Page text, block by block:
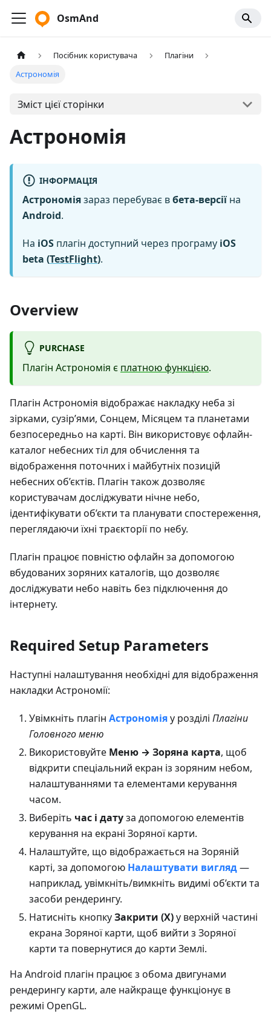
OsmAnd
Посібник користувача
Плагіни
Астрономія
Зміст цієї сторінки
Астрономія
ІНФОРМАЦІЯ
Астрономіязараз перебуває вбета-версії на
Android.
На iOS плагін доступний через програму iOS
beta (TestFlight).
Overview
PURCHASE
Плагін Астрономія є платною функцією.
Плагін Астрономія відображає накладку неба зі
зірками, сузір’ями, Сонцем, Місяцем та планетами
безпосередньо на карті. Він використовує офлайн-
каталог небесних тіл для обчислення та
відображення поточних і майбутніх позицій
небесних об’єктів. Плагін також дозволяє
користувачам досліджувати нічне небо,
ідентифікувати об’єкти та планувати спостереження,
переглядаючи їхні траєкторії по небу.
Плагін працює повністю офлайн за допомогою
вбудованих зоряних каталогів, що дозволяє
досліджувати небо навіть без підключення до
інтернету.
Required Setup Parameters
Наступні налаштування необхідні для відображення
накладки Астрономії:
Увімкніть плагін Астрономіяу розділі Плагіни
Головного меню
Використовуйте Меню → Зоряна карта, щоб
відкрити спеціальний екран із зоряним небом,
налаштуваннями та елементами керування
часом.
Виберіть час і датуза допомогою елементів
керування на екрані Зоряної карти.
Налаштуйте, що відображається на Зоряній
карті, за допомогою Налаштувати вигляд—
наприклад, увімкніть/вимкніть видимі об’єкти та
засоби рендерингу.
Натисніть кнопкуЗакрити (X)у верхній частині
екрана Зоряної карти, щоб вийти з Зоряної
карти та повернутися до карти Землі.
На Android плагін працює з обома двигунами
рендерингу карти, але найкраще функціонує в
режимі OpenGL.